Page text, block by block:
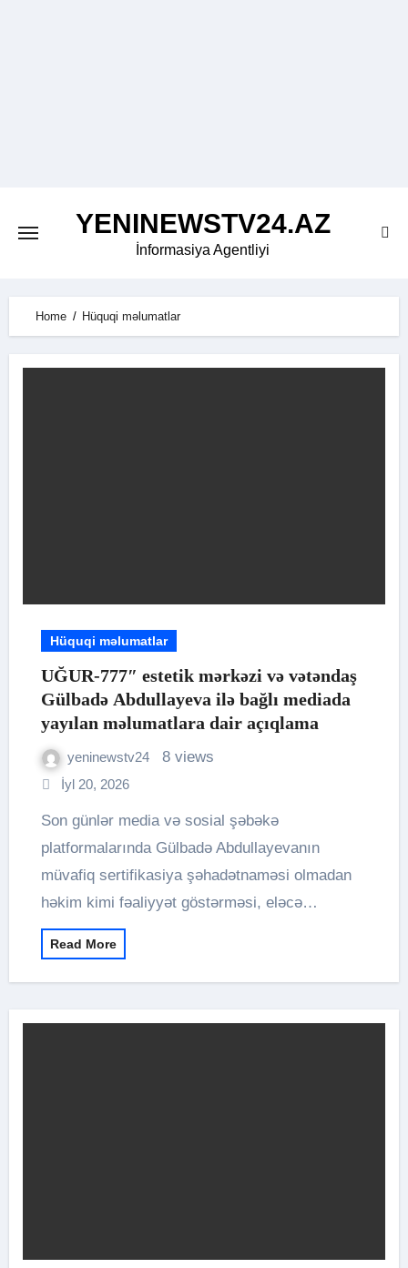
YENINEWSTV24.AZ
İnformasiya Agentliyi
Home Hüquqi məlumatlar
Hüquqi məlumatlar
UĞUR-777″ estetik mərkəzi və vətəndaş
Gülbadə Abdullayeva ilə bağlı mediada
yayılan məlumatlara dair açıqlama
yeninewstv24 8 views
İyl 20, 2026
Son günlər media və sosial şəbəkə
platformalarında Gülbadə Abdullayevanın
müvafiq sertifikasiya şəhadətnaməsi olmadan
həkim kimi fəaliyyət göstərməsi, eləcə…
Read More